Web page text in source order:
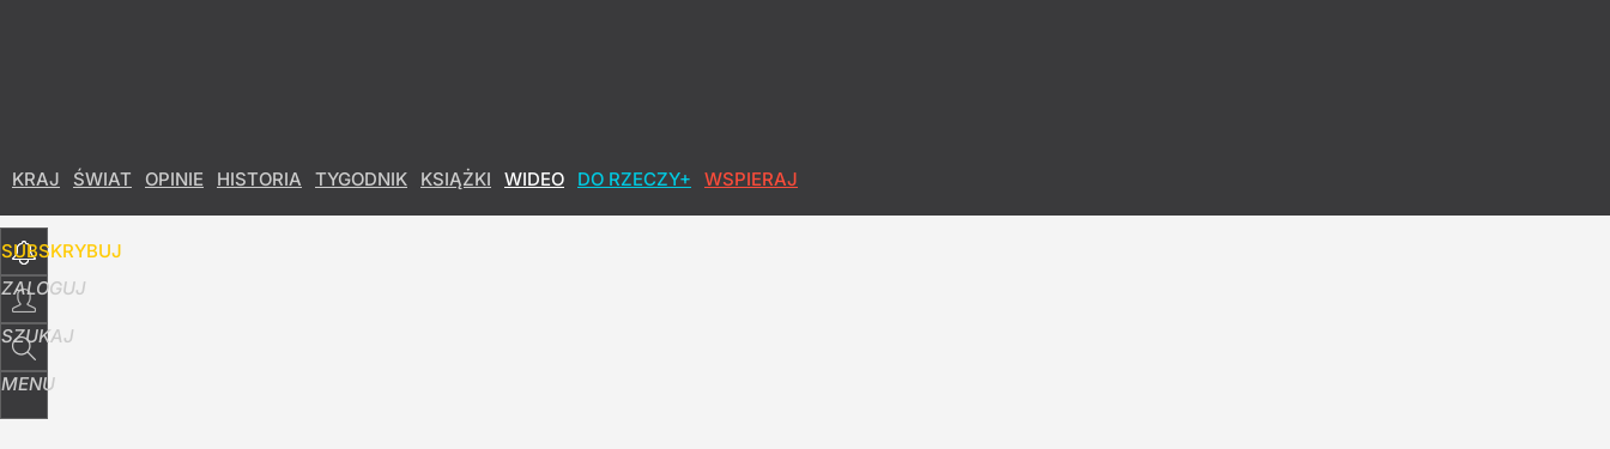
KRAJ ŚWIAT OPINIE HISTORIA TYGODNIK KSIĄŻKI WIDEO DO RZECZY+ WSPIERAJ
SUBSKRYBUJ
ZALOGUJ
SZUKAJ
MENU